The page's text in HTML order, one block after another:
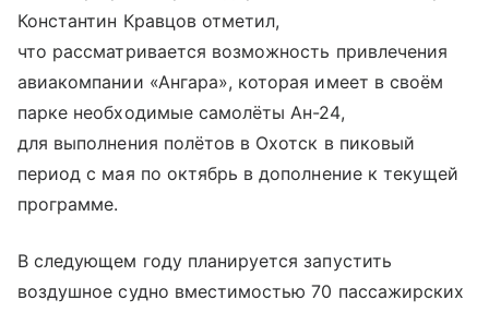
Константин Кравцов отметил,
что рассматривается возможность привлечения
авиакомпании «Ангара», которая имеет в своём
парке необходимые самолёты Ан-24,
для выполнения полётов в Охотск в пиковый
период с мая по октябрь в дополнение к текущей
программе.
В следующем году планируется запустить
воздушное судно вместимостью 70 пассажирских